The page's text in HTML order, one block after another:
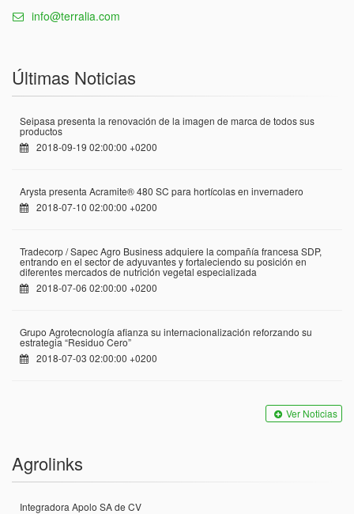
info@terralia.com
Últimas Noticias
Seipasa presenta la renovación de la imagen de marca de todos sus
productos
2018-09-19 02:00:00 +0200
Arysta presenta Acramite® 480 SC para hortícolas en invernadero
2018-07-10 02:00:00 +0200
Tradecorp / Sapec Agro Business adquiere la compañía francesa SDP,
entrando en el sector de adyuvantes y fortaleciendo su posición en
diferentes mercados de nutrición vegetal especializada
2018-07-06 02:00:00 +0200
Grupo Agrotecnología afianza su internacionalización reforzando su
estrategia “Residuo Cero”
2018-07-03 02:00:00 +0200
Ver Noticias
Agrolinks
Integradora Apolo SA de CV